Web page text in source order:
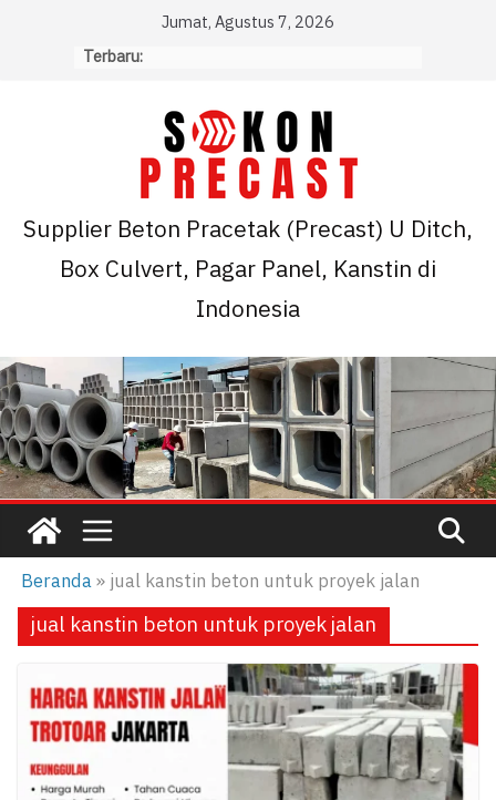
Jumat, Agustus 7, 2026
Terbaru:
Supplier Beton Pracetak (Precast) U Ditch,
Box Culvert, Pagar Panel, Kanstin di
Indonesia
Beranda» jual kanstin beton untuk proyek jalan
jual kanstin beton untuk proyek jalan